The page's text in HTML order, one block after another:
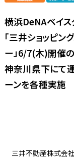
横浜DeNAベイ
「三井ショッピ
ー」6/7(木)開催
神奈川県下にて
ーンを各種実施
三井不動産株式会